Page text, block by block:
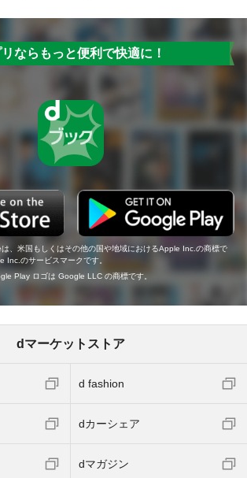
ならもっと便利で快適に！
、米国もしくはその他の国や地域におけるApple Inc.の商標で
Inc.のサービスマークです。
Play ロゴは Google LLC の商標です。
dマーケットストア
d fashion
dカーシェア
dマガジン